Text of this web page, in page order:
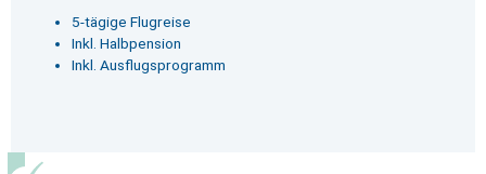
5-tägige Flugreise
Inkl. Halbpension
Inkl. Ausflugsprogramm